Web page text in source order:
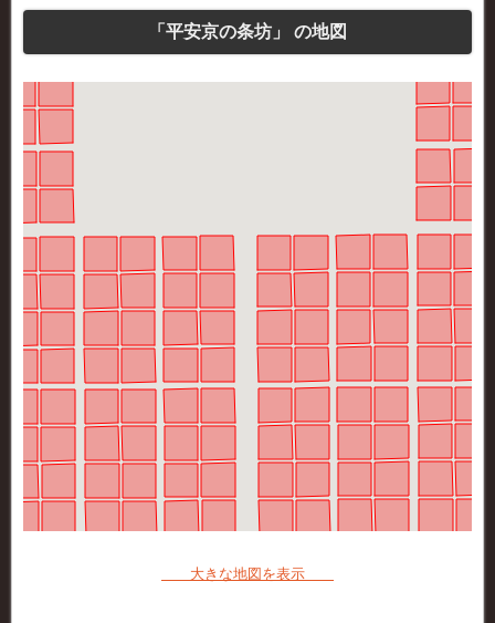
「平安京の条坊」 の地図
大きな地図を表示